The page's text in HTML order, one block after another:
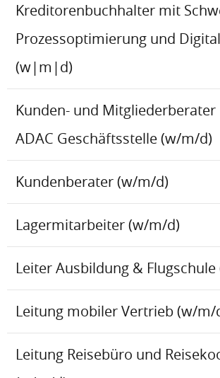
Kreditorenbuchhalter mit
Prozessoptimierung und
(w|m|d)
Kunden- und
ADAC Geschäftsstelle (w/m/d)
Kundenberater (w/m/d)
Lagermitarbeiter (w/m/d)
Leiter Ausbildung &
Leitung mobiler Vertrieb (w/m/
Leitung Reisebüro und